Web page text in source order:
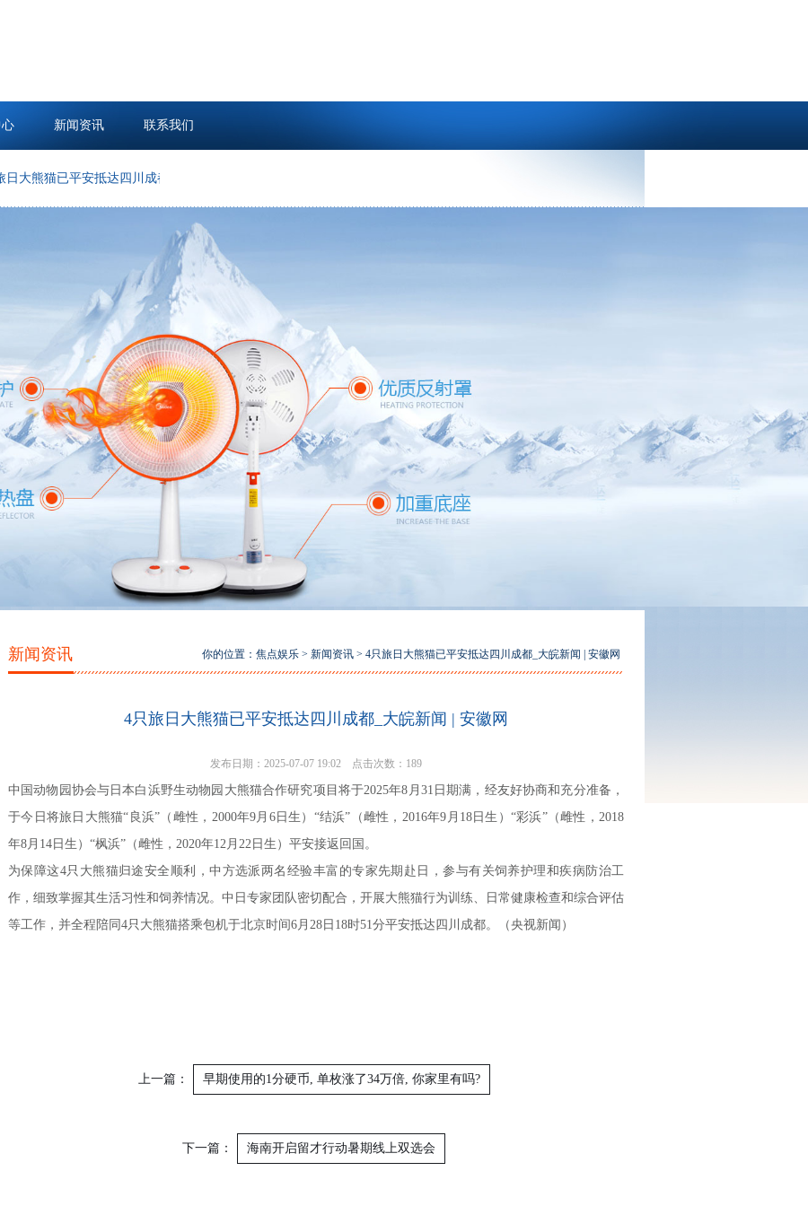
新闻资讯 联系我们
熊猫已平安抵达四川成都_大皖新闻 | 安徽网
新闻资讯 你的位置： 焦点娱乐 > 新闻资讯 > 4只旅日大熊猫已平安抵达四川成都_大皖新闻 | 安徽网
4只旅日大熊猫已平安抵达四川成都_大皖新闻 | 安徽网
发布日期：2025-07-07 19:02 点击次数：189
中国动物园协会与日本白浜野生动物园大熊猫合作研究项目将于2025年8月31日期满，经友好协商和充分准备，
于今日将旅日大熊猫“良浜”（雌性，2000年9月6日生）“结浜”（雌性，2016年9月18日生）“彩浜”（雌性，2018
年8月14日生）“枫浜”（雌性，2020年12月22日生）平安接返回国。
为保障这4只大熊猫归途安全顺利，中方选派两名经验丰富的专家先期赴日，参与有关饲养护理和疾病防治工
作，细致掌握其生活习性和饲养情况。中日专家团队密切配合，开展大熊猫行为训练、日常健康检查和综合评估
等工作，并全程陪同4只大熊猫搭乘包机于北京时间6月28日18时51分平安抵达四川成都。（央视新闻）
上一篇： 早期使用的1分硬币, 单枚涨了34万倍, 你家里有吗?
下一篇： 海南开启留才行动暑期线上双选会